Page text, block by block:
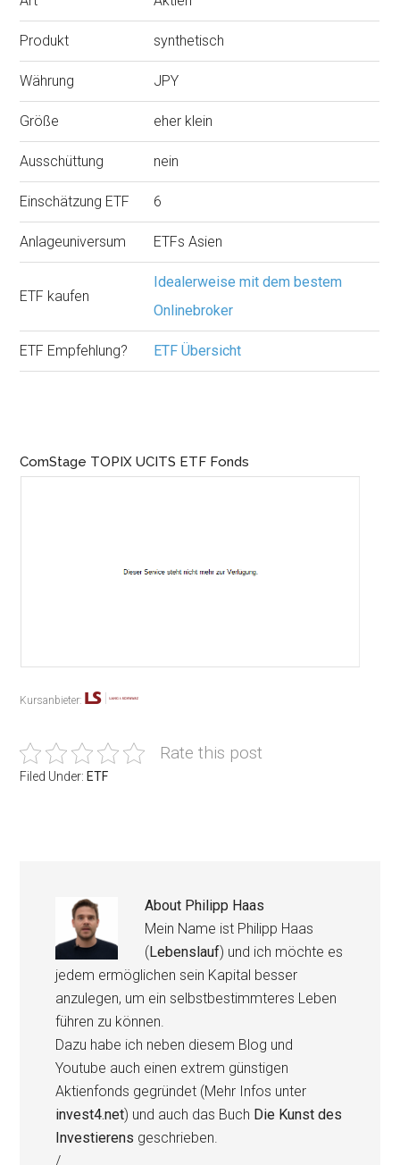
Produkt synthetisch
Währung JPY
Größe eher klein
Ausschüttung nein
Einschätzung ETF 6
Anlageuniversum ETFs Asien
ETF kaufen
Idealerweise mit dem bestem
Onlinebroker
ETF Empfehlung? ETF Übersicht
ComStage TOPIX UCITS ETF Fonds
Kursanbieter:
Rate this post
Filed Under: ETF
About Philipp Haas
Mein Name ist Philipp Haas
( Lebenslauf) und ich möchte es
jedem ermöglichen sein Kapital besser
anzulegen, um ein selbstbestimmteres Leben
führen zu können.
Dazu habe ich neben diesem Blog und
Youtube auch einen extrem günstigen
Aktienfonds gegründet (Mehr Infos unter
invest4.net) und auch das Buch Die Kunst des
Investierens geschrieben.
/